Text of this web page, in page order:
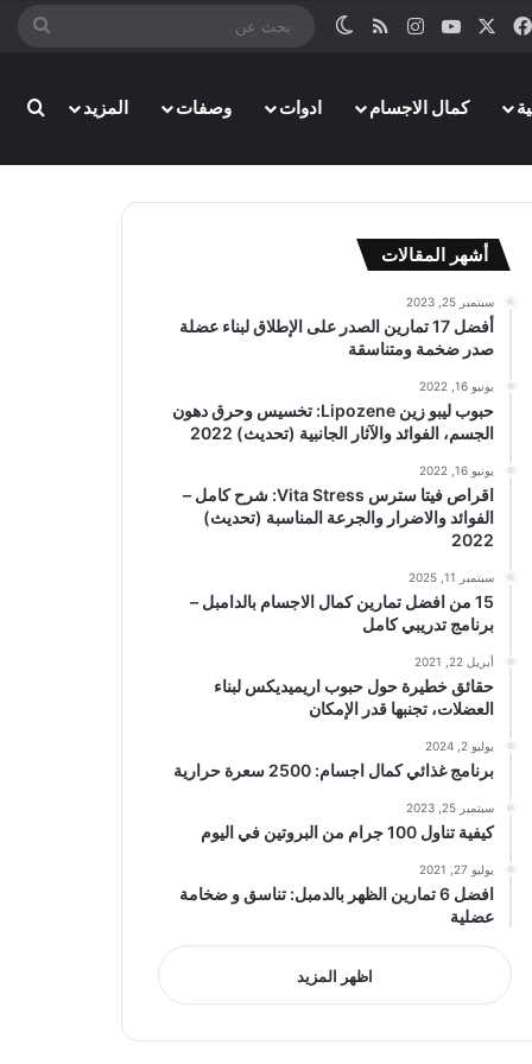
فيسبوك ‫YouTubeانستقرامملخص الموقع RSS
الوضع المظلم
بحث
كمال الاجسام ادوات وصفات المزيد
أشهر المقالات
سبتمبر 25, 2023
أفضل 17 تمارين الصدر على الإطلاق لبناء عضلة
صدر ضخمة ومتناسقة
يونيو 16, 2022
حبوب ليبو زين Lipozene: تخسيس وحرق دهون
الجسم، الفوائد والآثار الجانبية (تحديث) 2022
يونيو 16, 2022
اقراص فيتا سترس Vita Stress: شرح كامل –
الفوائد والاضرار والجرعة المناسبة (تحديث)
2022
سبتمبر 11, 2025
15 من افضل تمارين كمال الاجسام بالدامبل –
برنامج تدريبي كامل
أبريل 22, 2021
حقائق خطيرة حول حبوب اريميديكس لبناء
العضلات، تجنبها قدر الإمكان
يوليو 2, 2024
برنامج غذائي كمال اجسام: 2500 سعرة حرارية
سبتمبر 25, 2023
كيفية تناول 100 جرام من البروتين في اليوم
يوليو 27, 2021
افضل 6 تمارين الظهر بالدمبل: تناسق و ضخامة
عضلية
اظهر المزيد